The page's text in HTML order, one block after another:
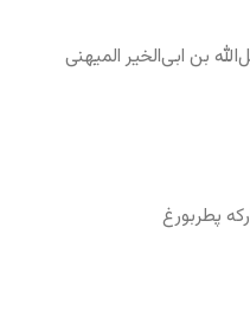
بن ابی‌الخیر المیهنی
پطربورغ